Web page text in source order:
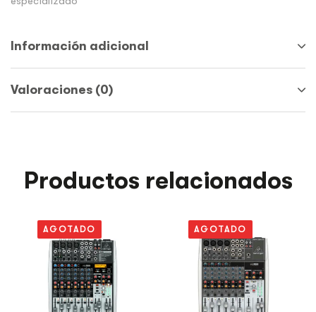
Información adicional
Valoraciones (0)
Productos relacionados
AGOTADO AGOTADO